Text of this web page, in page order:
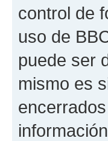
control de
uso de
puede ser
mismo es